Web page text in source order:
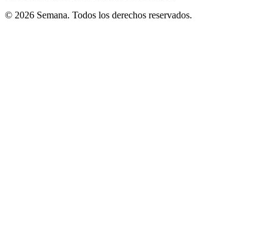
© 2026 Semana. Todos los derechos reservados.